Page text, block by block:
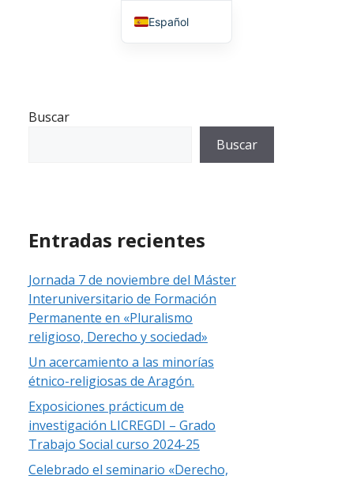
Buscar
Buscar
Entradas recientes
Jornada 7 de noviembre del Máster
Interuniversitario de Formación
Permanente en «Pluralismo
religioso, Derecho y sociedad»
Un acercamiento a las minorías
étnico-religiosas de Aragón.
Exposiciones prácticum de
investigación LICREGDI – Grado
Trabajo Social curso 2024-25
Celebrado el seminario «Derecho,
Español